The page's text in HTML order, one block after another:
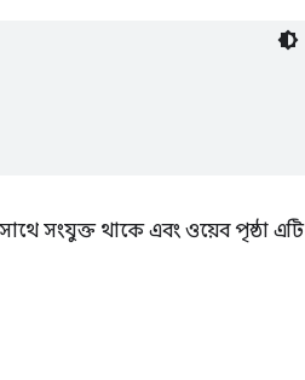
সংযুক্ত থাকে এবং ওয়েব পৃষ্ঠা এটি